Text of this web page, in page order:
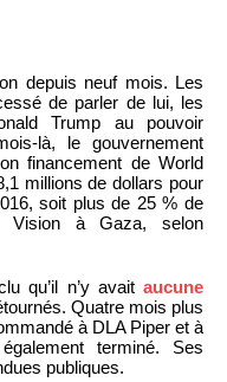
depuis neuf mois. Les
de parler de lui, les
Trump au pouvoir
là, le gouvernement
financement de World
millions de dollars pour
soit plus de 25 % de
Vision à Gaza, selon
qu’il n’y avait aucune
Quatre mois plus
à DLA Piper et à
terminé. Ses
publiques.